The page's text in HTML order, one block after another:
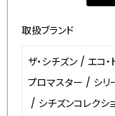
取扱ブランド
ザ・シチズン / エコ・
プロマスター / シリ
/ シチズンコレクシ